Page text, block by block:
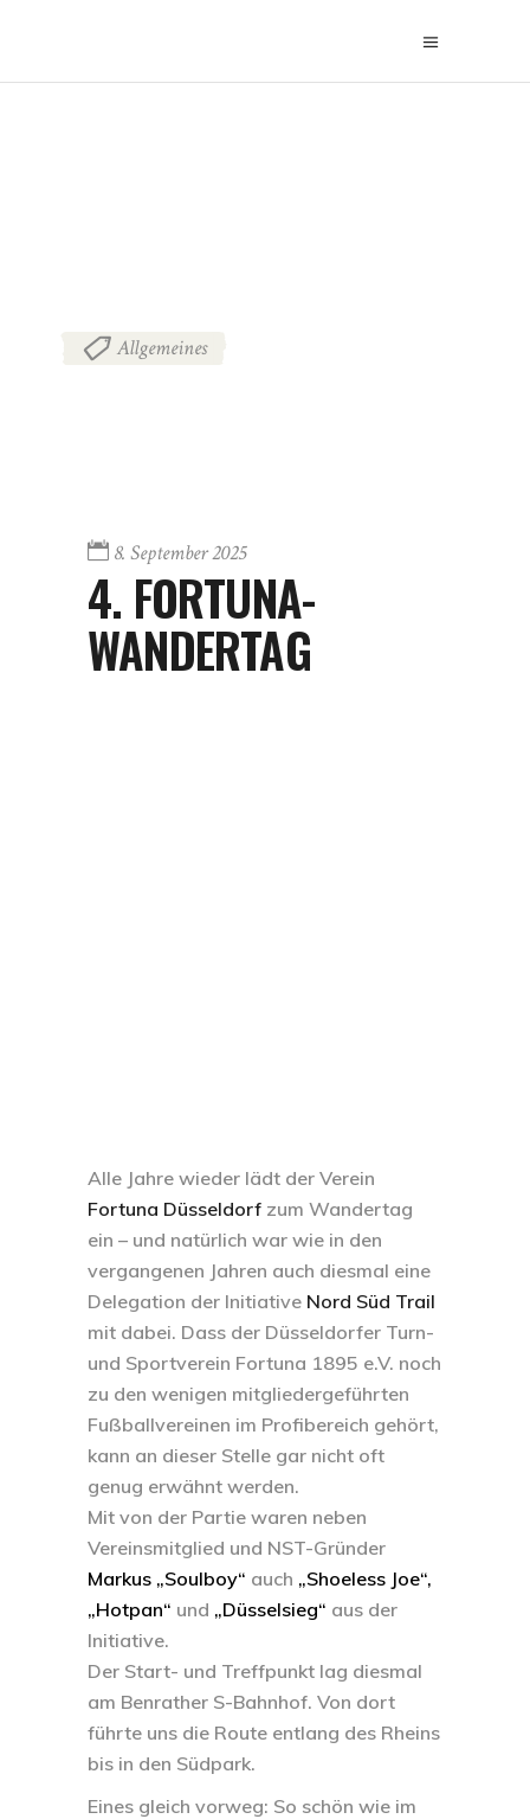
Allgemeines
8. September 2025
4. FORTUNA-
WANDERTAG
Alle Jahre wieder lädt der Verein
Fortuna Düsseldorf zum Wandertag
ein – und natürlich war wie in den
vergangenen Jahren auch diesmal eine
Delegation der Initiative Nord Süd Trail
mit dabei. Dass der Düsseldorfer Turn-
und Sportverein Fortuna 1895 e.V. noch
zu den wenigen mitgliedergeführten
Fußballvereinen im Profibereich gehört,
kann an dieser Stelle gar nicht oft
genug erwähnt werden.
Mit von der Partie waren neben
Vereinsmitglied und NST-Gründer
Markus „Soulboy“ auch „Shoeless Joe“,
„Hotpan“ und „Düsselsieg“ aus der
Initiative.
Der Start- und Treffpunkt lag diesmal
am Benrather S-Bahnhof. Von dort
führte uns die Route entlang des Rheins
bis in den Südpark.
Eines gleich vorweg: So schön wie im